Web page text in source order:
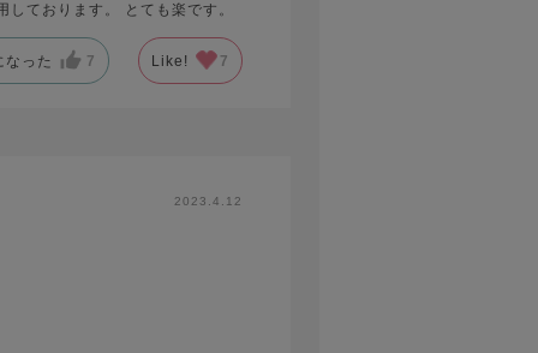
ております。 とても楽です。
なった 7 Like! 7
2023.4.12